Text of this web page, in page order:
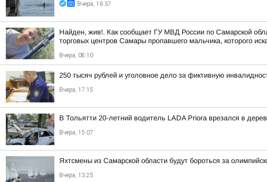
Вчера, 16:37
Найден, жив!. Как сообщает ГУ МВД России по Самарской
торговых центров Самары пропавшего мальчика, которого
Вчера, 08:10
250 тысяч рублей и уголовное дело за фиктивную
Вчера, 17:15
В Тольятти 20-летний водитель LADA Priora врезался в
Вчера, 15:07
Яхтсмены из Самарской области будут бороться за
Вчера, 13:25